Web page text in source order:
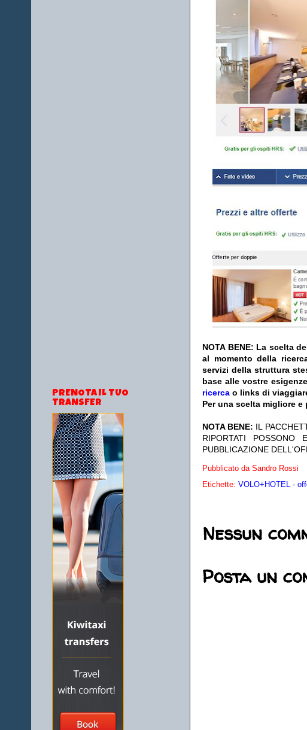
NOTA BENE: La scelta
al momento della
servizi della struttura
base alle vostre
ricerca o links di
Per una scelta migliore
NOTA BENE: IL
RIPORTATI POSSONO
PUBBLICAZIONE
Pubblicato da Sandro Rossi
Etichette: VOLO+HOTEL -
Nessun
Posta un
PRENOTA IL TUO
TRANSFER